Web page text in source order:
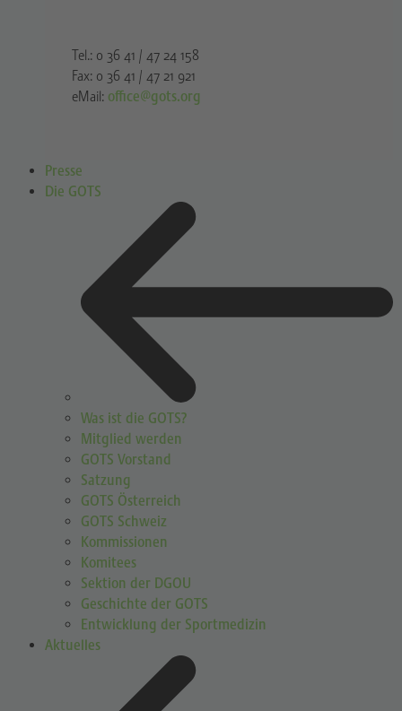
Tel.: 0 36 41 / 47 24 158
Fax: 0 36 41 / 47 21 921
eMail: office@gots.org
Presse
Die GOTS
Was ist die GOTS?
Mitglied werden
GOTS Vorstand
Satzung
GOTS Österreich
GOTS Schweiz
Kommissionen
Komitees
Sektion der DGOU
Geschichte der GOTS
Entwicklung der Sportmedizin
Aktuelles